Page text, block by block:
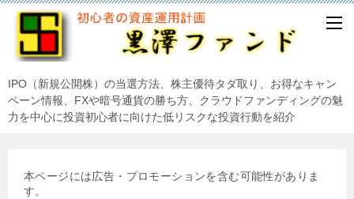
IPO（新規公開株）の当選方法、株主優待タダ取り、お得なキャン
ペーン情報、FXや暗号通貨の勝ち方、クラウドファンディングの魅
力を中心に投資初心者に向けた低リスクな投資行動を紹介
本ページには広告・プロモーションを含む可能性がありま
す。